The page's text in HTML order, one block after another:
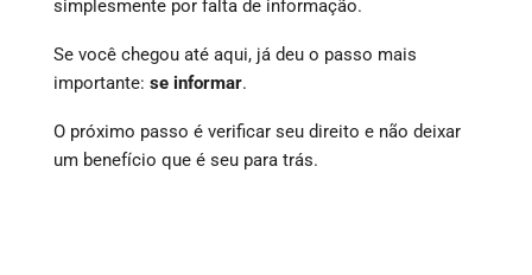
simplesmente por falta de informação.
Se você chegou até aqui, já deu o passo mais
importante: se informar.
O próximo passo é verificar seu direito e não deixar
um benefício que é seu para trás.